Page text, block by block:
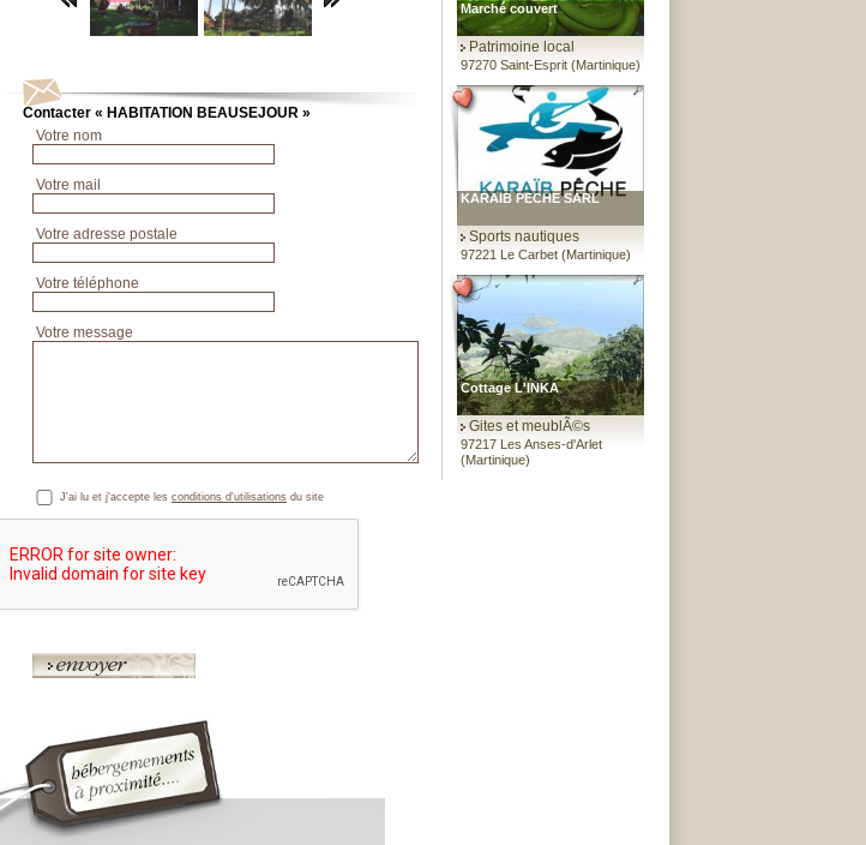
Contacter « HABITATION BEAUSEJOUR »
Votre nom
Votre mail
Votre adresse postale
Votre téléphone
Votre message
J'ai lu et j'accepte les conditions d'utilisations du site
Marché couvert
Patrimoine local
97270 Saint-Esprit (Martinique)
KARAIB PECHE SARL
Sports nautiques
97221 Le Carbet (Martinique)
Cottage L'INKA
Gites et meublÃ©s
97217 Les Anses-d'Arlet
(Martinique)